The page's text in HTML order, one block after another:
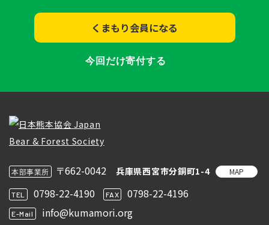
くまもり会員になる
今回だけ寄付する
本部事業所 〒662-0042 兵庫県西宮市分銅町1-4 MAP
TEL 0798-22-4190 FAX 0798-22-4196
E-Mail info@kumamori.org